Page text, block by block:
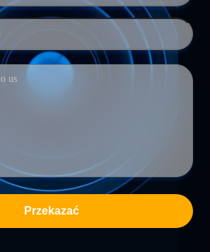
Przekazać